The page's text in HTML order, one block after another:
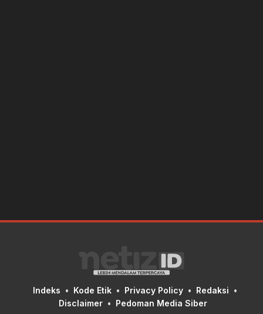
Indeks Kode Etik Privacy Policy
Redaksi
Disclaimer
Pedoman Media Siber